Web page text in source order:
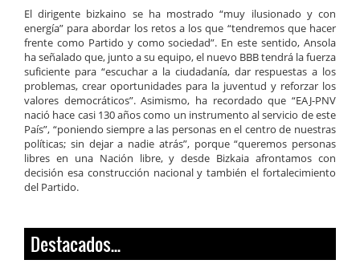
El dirigente bizkaino se ha mostrado “muy ilusionado y con
energía” para abordar los retos a los que “tendremos que hacer
frente como Partido y como sociedad”. En este sentido, Ansola
ha señalado que, junto a su equipo, el nuevo BBB tendrá la fuerza
suficiente para “escuchar a la ciudadanía, dar respuestas a los
problemas, crear oportunidades para la juventud y reforzar los
valores democráticos”. Asimismo, ha recordado que “EAJ-PNV
nació hace casi 130 años como un instrumento al servicio de este
País”, “poniendo siempre a las personas en el centro de nuestras
políticas; sin dejar a nadie atrás”, porque “queremos personas
libres en una Nación libre, y desde Bizkaia afrontamos con
decisión esa construcción nacional y también el fortalecimiento
del Partido.
Destacados...